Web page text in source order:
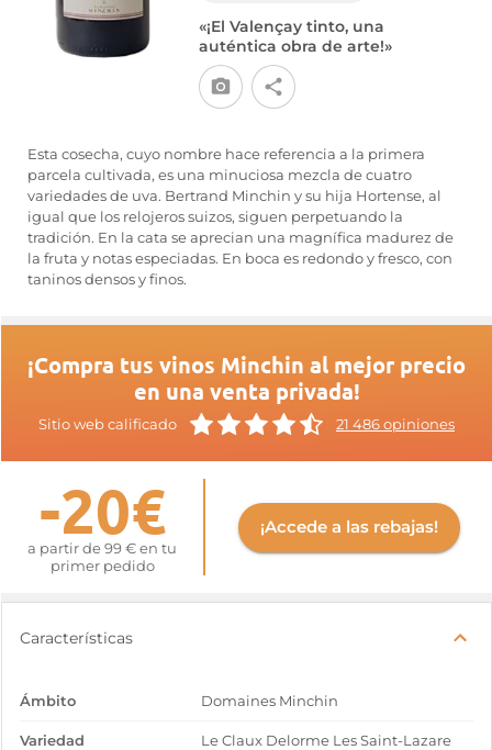
«¡El Valençay tinto, una
auténtica obra de arte!»
Esta cosecha, cuyo nombre hace referencia a la primera
parcela cultivada, es una minuciosa mezcla de cuatro
variedades de uva. Bertrand Minchin y su hija Hortense, al
igual que los relojeros suizos, siguen perpetuando la
tradición. En la cata se aprecian una magnífica madurez de
la fruta y notas especiadas. En boca es redondo y fresco, con
taninos densos y finos.
¡Compra tus vinos Minchin al mejor precio
en una venta privada!
Sitio web calificado 21 486 opiniones
-20€
a partir de 99 € en tu
primer pedido
¡Accede a las rebajas!
Características
Ámbito Domaines Minchin
Variedad Le Claux Delorme Les Saint-Lazare